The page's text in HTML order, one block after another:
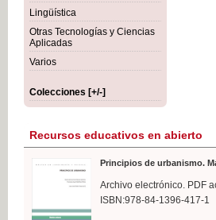
Lingüística
Otras Tecnologías y Ciencias
Aplicadas
Varios
Colecciones [+/-]
Recursos educativos en abierto
Principios de urbanismo.
Archivo electrónico. PDF
ISBN:978-84-1396-417-1